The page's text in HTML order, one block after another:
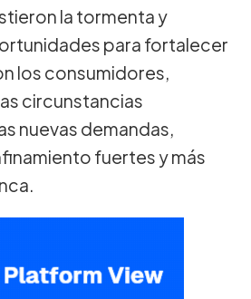
la tormenta y
para fortalecer
los consumidores,
circunstancias
nuevas demandas,
fuertes y más